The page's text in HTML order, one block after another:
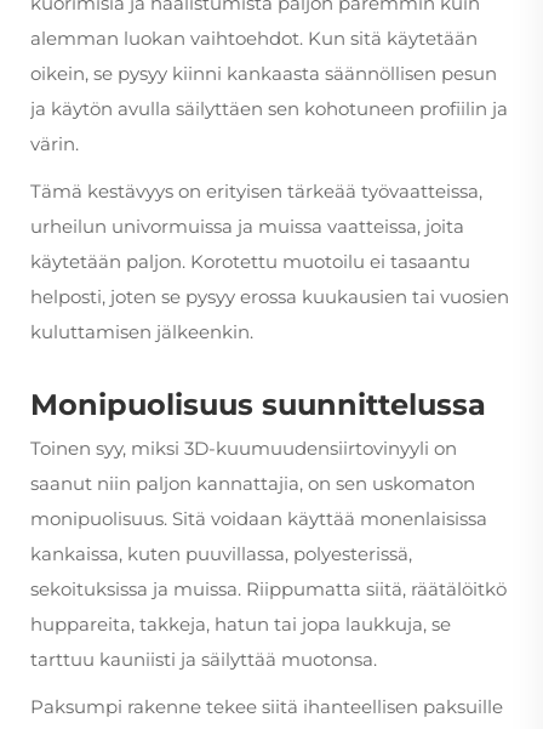
alemman luokan vaihtoehdot. Kun sitä käytetään
oikein, se pysyy kiinni kankaasta säännöllisen pesun
ja käytön avulla säilyttäen sen kohotuneen profiilin ja
värin.
Tämä kestävyys on erityisen tärkeää työvaatteissa,
urheilun univormuissa ja muissa vaatteissa, joita
käytetään paljon. Korotettu muotoilu ei tasaantu
helposti, joten se pysyy erossa kuukausien tai vuosien
kuluttamisen jälkeenkin.
Monipuolisuus suunnittelussa
Toinen syy, miksi 3D-kuumuudensiirtovinyyli on
saanut niin paljon kannattajia, on sen uskomaton
monipuolisuus. Sitä voidaan käyttää monenlaisissa
kankaissa, kuten puuvillassa, polyesterissä,
sekoituksissa ja muissa. Riippumatta siitä, räätälöitkö
huppareita, takkeja, hatun tai jopa laukkuja, se
tarttuu kauniisti ja säilyttää muotonsa.
Paksumpi rakenne tekee siitä ihanteellisen paksuille